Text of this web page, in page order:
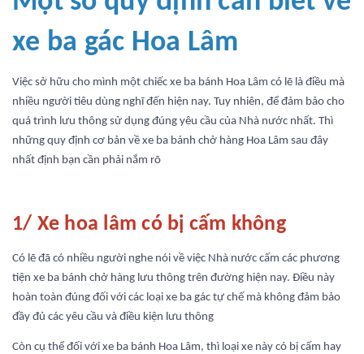
xe ba gác Hoa Lâm
Việc sở hữu cho mình một chiếc xe ba bánh Hoa Lâm có lẽ là điều mà
nhiều người tiêu dùng nghĩ đến hiện nay. Tuy nhiên, để đảm bảo cho
quá trình lưu thông sử dụng đúng yêu cầu của Nhà nước nhất. Thì
những quy định cơ bản về xe ba bánh chở hàng Hoa Lâm sau đây
nhất định bạn cần phải nắm rõ
1/ Xe hoa lâm có bị cấm không
Có lẽ đã có nhiều người nghe nói về việc Nhà nước cấm các phương
tiện xe ba bánh chở hàng lưu thông trên đường hiện nay. Điều này
hoàn toàn đúng đối với các loại xe ba gác tự chế mà không đảm bảo
đầy đủ các yêu cầu và điều kiện lưu thông
Còn cụ thể đối với xe ba bánh Hoa Lâm, thì loại xe này có bị cấm hay